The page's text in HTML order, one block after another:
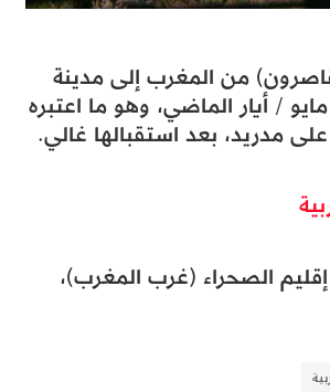
/ أيار الماضي، وهو ما اعتبره
مدريد، بعد استقبالها غالي.
الصحراء (غرب المغرب)،